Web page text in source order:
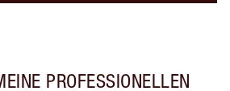
PROFESSIONELLEN